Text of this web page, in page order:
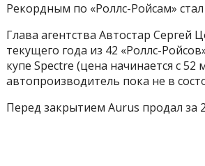
Рекордным по «Роллс-Ройсам»
Глава агентства Автостар Сергей
текущего года из 42 «Роллс-
купе Spectre (цена начинается с
автопроизводитель пока не в
Перед закрытием Aurus продал за